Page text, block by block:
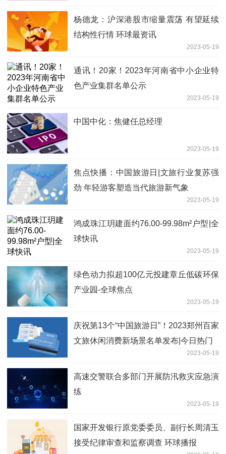
杨德龙：沪深港股市缩量震荡 有望延续
结构性行情 环球最资讯
2023-05-19
通讯！20家！2023年河南省中小企业特
色产业集群名单公示
2023-05-19
中国中化：焦健任总经理
2023-05-19
焦点快播：中国旅游日|文旅行业复苏强
劲 年轻游客塑造当代旅游新气象
2023-05-19
鸿成珠江玥建面约76.00-99.98m²户型|全
球快讯
2023-05-19
绿色动力拟超100亿元投建章丘低碳环保
产业园-全球焦点
2023-05-19
庆祝第13个“中国旅游日”！2023郑州百家
文旅休闲消费新场景名单发布|今日热门
2023-05-19
高速交警联合多部门开展防汛救灾应急演
练
2023-05-19
国家开发银行原党委委员、副行长周清玉
接受纪律审查和监察调查 环球播报